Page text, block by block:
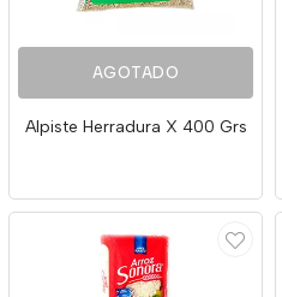
AGOTADO
Alpiste Herradura X 400 Grs